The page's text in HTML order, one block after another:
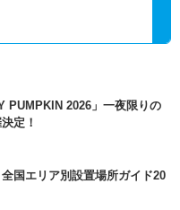
PUMPKIN 2026」一夜限りの
定！
国エリア別設置場所ガイド20